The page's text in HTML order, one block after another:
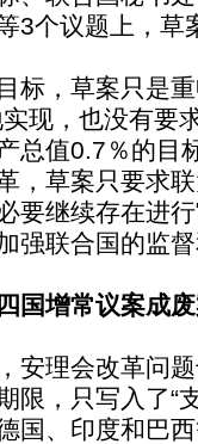
3个议题上，草
，草案只是重
实现，也没有要
总值0.7％的目
，草案只要求
要继续存在进
强联合国的监
国增常议案成
理会改革问题
限，只写入了“
国、印度和巴